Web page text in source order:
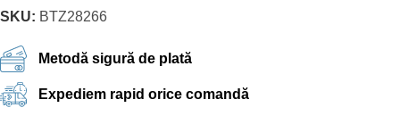
SKU: BTZ28266
Metodă sigură de plată
Expediem rapid orice comandă